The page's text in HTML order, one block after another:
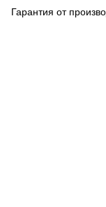
Гарантия от